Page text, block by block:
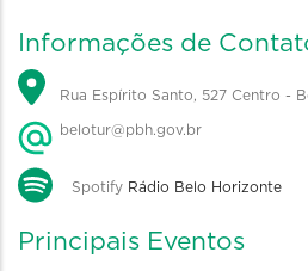
Informações de
Rua Espírito Santo, 527 Centro -
belotur@pbh.gov.br
Spotify Rádio Belo Horizonte
Principais Eventos